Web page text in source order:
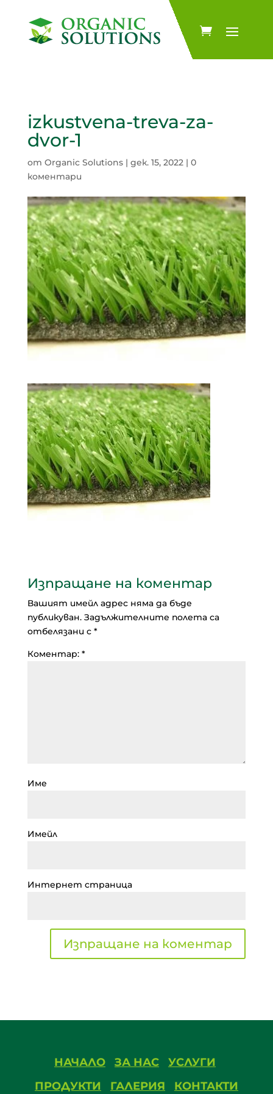
izkustvena-treva-za-
dvor-1
от Organic Solutions| дек. 15, 2022| 0
коментари
Изпращане на коментар
Вашият имейл адрес няма да бъде
публикуван. Задължителните полета са
отбелязани с *
Коментар: *
Име
Имейл
Интернет страница
НАЧАЛО ЗА НАС
УСЛУГИ
ПРОДУКТИ
ГАЛЕРИЯ КОНТАКТИ